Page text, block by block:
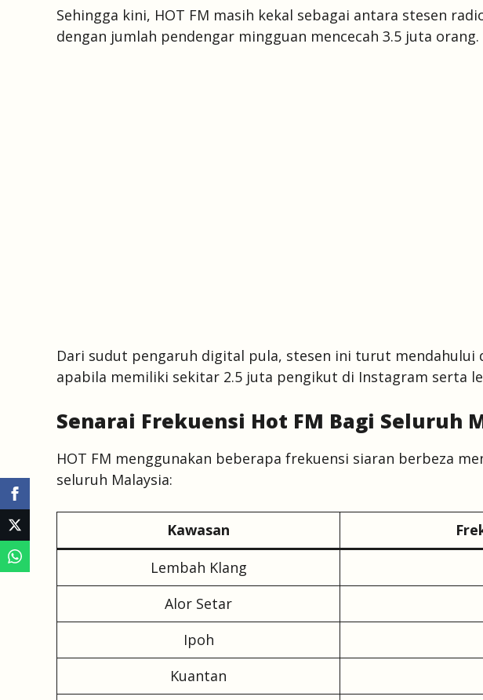
Sehingga kini, HOT FM masih kekal sebagai antara stesen
dengan jumlah pendengar mingguan mencecah 3.5 juta orang.
Dari sudut pengaruh digital pula, stesen ini turut mendahului
apabila memiliki sekitar 2.5 juta pengikut di Instagram serta
Senarai Frekuensi Hot FM Bagi Seluruh
HOT FM menggunakan beberapa frekuensi siaran berbeza
seluruh Malaysia:
Kawasan
Lembah Klang
Alor Setar
Ipoh
Kuantan